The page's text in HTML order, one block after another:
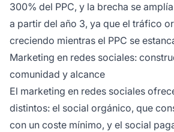
300% del PPC, y la brecha se
a partir del año 3, ya que el tráfico
creciendo mientras el PPC se
Marketing en redes sociales:
comunidad y alcance
El marketing en redes sociales
distintos: el social orgánico, que
con un coste mínimo, y el social